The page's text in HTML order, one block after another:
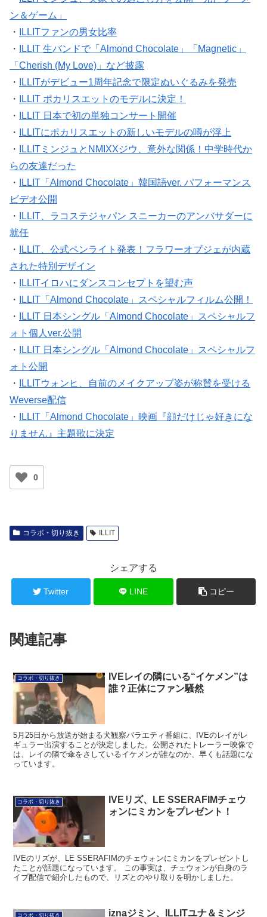
ン＆ゲーム」
・
ILLITファンの男女比率
・
ILLIT 生バンドで「Almond Chocolate」「Magnetic」
「Cherish (My Love)」など披露
・
ILLITがデビュー1周年記念で限定ぬいぐるみを発売
・
ILLIT ポカリスエットのモデルに決定！
・
ILLIT 日本で初の単独コンサート開催
・
ILLITにポカリスエットの新しいモデルの噂が浮上
・
ILLITミンジュとNMIXXジウ、意外な関係！中学時代か
らの友達だった
・
ILLIT「Almond Chocolate」韓国語ver. パフォーマンス
ビデオ公開
・
ILLIT、ラコステジャパン スニーカーのアンバサダーに
就任
・
ILLIT、公式ペンライト発表！フラワーオブジェが内蔵
された特別デザイン
・
ILLITイロハにダンスコンセプトを望む声
・
ILLIT「Almond Chocolate」スペシャルフィルム公開！
・
ILLIT 日本シングル「Almond Chocolate」スペシャルフ
ォト個人ver.公開
・
ILLIT 日本シングル「Almond Chocolate」スペシャルフ
ォト公開
・
ILLITウォンヒ、自前のメイクアップ姿が称賛を受ける
Weverse配信
・
ILLIT「Almond Chocolate」映画『顔だけじゃ好きにな
りません』主題歌に決定
0
コラボ・切り抜き ILLIT
シェアする
Twitter LINE コピー
関連記事
コラボ・切り抜き
IVEレイの隣にいる“イケメン”は
誰？正体にファン騒然
5月25日から放送が始まる犬観察バラエティ番組に、IVEのレイがレ
ギュラー出演することが決定しました。公開されたトレーラー映像で
は、レイの隣で傘をさしているイケメンが誰なのか、早くも話題にな
っています。
コラボ・切り抜き
IVEリズ、LE SSERAFIMチェウ
ォンにミカンをプレゼント！
IVEのリズが、LE SSERAFIMのチェウォンにミカンをプレゼントし
たことが話題になっています。 この事実は、チェウォンが自身のラ
イブ配信で紹介したもので、リズとのやり取りを明かしました。
コラボ・切り抜き
iznaジミン、ILLITユナ＆ミンジ